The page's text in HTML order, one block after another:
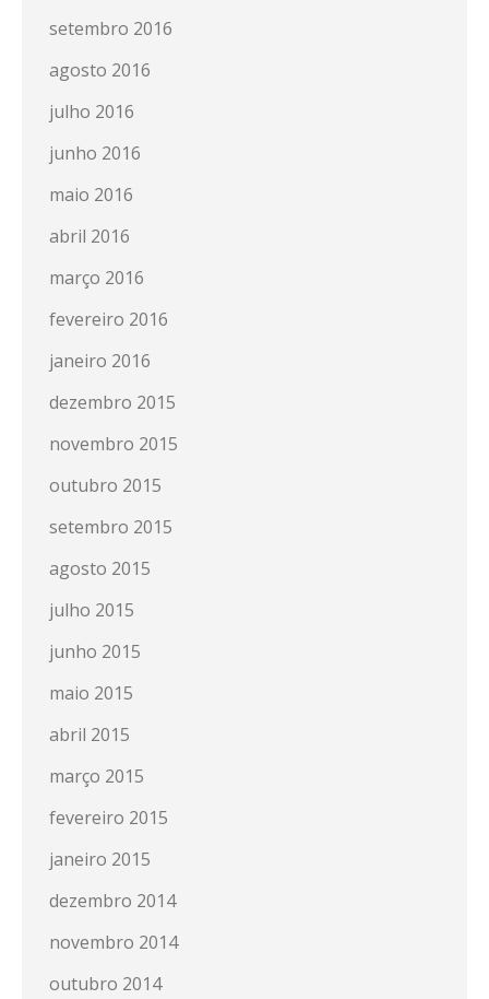
setembro 2016
agosto 2016
julho 2016
junho 2016
maio 2016
abril 2016
março 2016
fevereiro 2016
janeiro 2016
dezembro 2015
novembro 2015
outubro 2015
setembro 2015
agosto 2015
julho 2015
junho 2015
maio 2015
abril 2015
março 2015
fevereiro 2015
janeiro 2015
dezembro 2014
novembro 2014
outubro 2014